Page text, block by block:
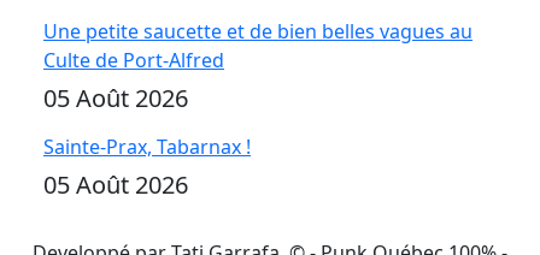
Une petite saucette et de bien belles vagues au
Culte de Port-Alfred
05 Août 2026
Sainte-Prax, Tabarnax !
05 Août 2026